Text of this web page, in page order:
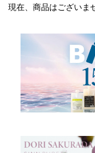
現在、商品はございま